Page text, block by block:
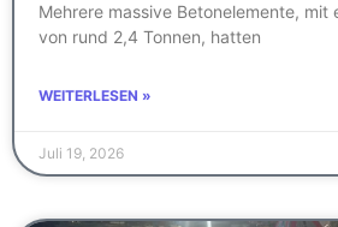
Mehrere massive Betonelemente, mit
von rund 2,4 Tonnen, hatten
WEITERLESEN »
Juli 19, 2026